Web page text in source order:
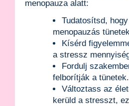
menopauza alatt:
Tudatosítsd,
menopauzás
Kísérd
a stressz
Fordulj
felborítják a tünetek.
Változtass az
kerüld a stresszt,